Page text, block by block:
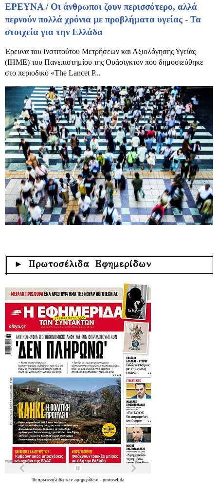
ΕΡΕΥΝΑ / Οι άνθρωποι ζουν περισσότερο, αλλά
περνούν πολλά χρόνια με προβλήματα υγείας - Τα
στοιχεία για την Ελλάδα
Έρευνα του Ινστιτούτου Μετρήσεων και Αξιολόγησης Υγείας
(IHME) του Πανεπιστημίου της Ουάσιγκτον που δημοσιεύθηκε
στο περιοδικό «The Lancet P...
► Πρωτοσέλιδα Εφημερίδων
Τα πρωτοσέλιδα των εφημερίδων - protoselida